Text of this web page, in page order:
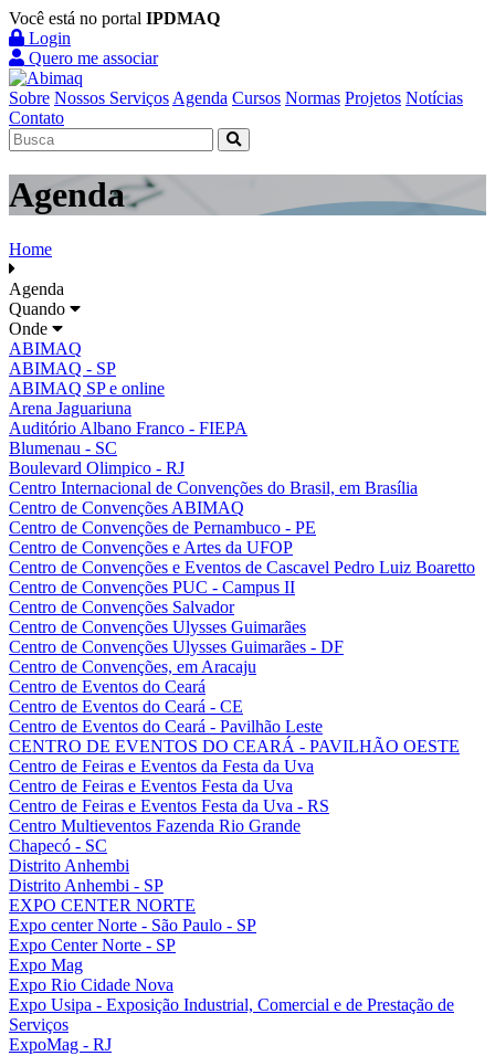
Você está no portal IPDMAQ
Login
Quero me associar
Sobre Nossos Serviços Agenda Cursos Normas Projetos Notícias
Contato
Agenda
Home
Agenda
Quando
Onde
ABIMAQ
ABIMAQ - SP
ABIMAQ SP e online
Arena Jaguariuna
Auditório Albano Franco - FIEPA
Blumenau - SC
Boulevard Olimpico - RJ
Centro Internacional de Convenções do Brasil, em Brasília
Centro de Convenções ABIMAQ
Centro de Convenções de Pernambuco - PE
Centro de Convenções e Artes da UFOP
Centro de Convenções e Eventos de Cascavel Pedro Luiz Boaretto
Centro de Convenções PUC - Campus II
Centro de Convenções Salvador
Centro de Convenções Ulysses Guimarães
Centro de Convenções Ulysses Guimarães - DF
Centro de Convenções, em Aracaju
Centro de Eventos do Ceará
Centro de Eventos do Ceará - CE
Centro de Eventos do Ceará - Pavilhão Leste
CENTRO DE EVENTOS DO CEARÁ - PAVILHÃO OESTE
Centro de Feiras e Eventos da Festa da Uva
Centro de Feiras e Eventos Festa da Uva
Centro de Feiras e Eventos Festa da Uva - RS
Centro Multieventos Fazenda Rio Grande
Chapecó - SC
Distrito Anhembi
Distrito Anhembi - SP
EXPO CENTER NORTE
Expo center Norte - São Paulo - SP
Expo Center Norte - SP
Expo Mag
Expo Rio Cidade Nova
Expo Usipa - Exposição Industrial, Comercial e de Prestação de
Serviços
ExpoMag - RJ